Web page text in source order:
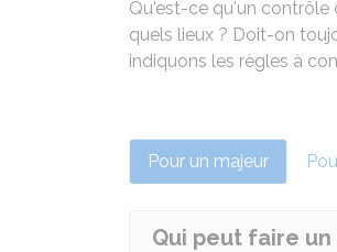
Qu'est-ce qu'un contrôle
quels lieux ? Doit-on
indiquons les règles à
Pour un majeur
Qui peut faire